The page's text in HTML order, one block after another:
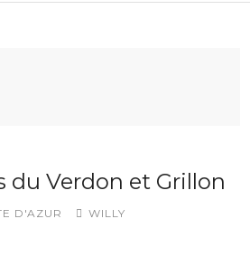
du Verdon et Grillon
D'AZUR WILLY